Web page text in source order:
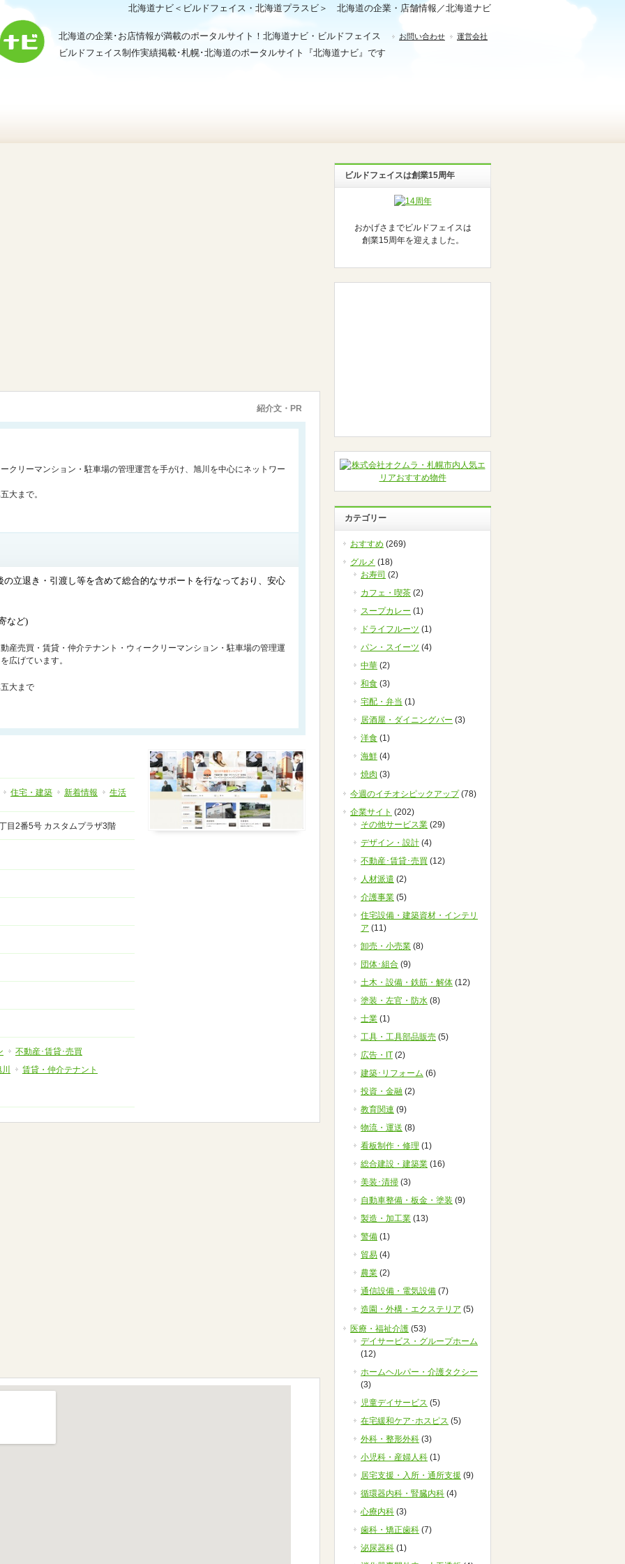
北海道ナビ＜ビルドフェイス・北海道プラスビ＞ 北海道の企業・店舗情報／北海道ナビ
北海道の企業･お店情報が満載のポータルサイト！北海道ナビ・ビルドフェイス
ビルドフェイス制作実績掲載･札幌･北海道のポータルサイト『北海道ナビ』です
お問い合わせ 運営会社
紹介文・PR
クリーマンション・駐車場の管理運営を手がけ、旭川を中心にネットワー
大まで。
立退き・引渡し等を含めて総合的なサポートを行なっており、安心
など)
売買・賃貸・仲介テナント・ウィークリーマンション・駐車場の管理運
広げています。
大まで
住宅・建築 新着情報 生活
目2番5号 カスタムプラザ3階
不動産･賃貸･売買
賃貸・仲介テナント
ビルドフェイスは創業15周年
おかげさまでビルドフェイスは
創業15周年を迎えました。
カテゴリー
おすすめ (269)
グルメ (18)
お寿司 (2)
カフェ・喫茶 (2)
スープカレー (1)
ドライフルーツ (1)
パン・スイーツ (4)
中華 (2)
和食 (3)
宅配・弁当 (1)
居酒屋・ダイニングバー (3)
洋食 (1)
海鮮 (4)
焼肉 (3)
今週のイチオシピックアップ(78)
企業サイト (202)
その他サービス業 (29)
デザイン・設計 (4)
不動産･賃貸･売買 (12)
人材派遣 (2)
介護事業 (5)
住宅設備・建築資材・インテリ
ア (11)
卸売・小売業 (8)
団体･組合 (9)
土木・設備・鉄筋・解体 (12)
塗装・左官・防水 (8)
士業 (1)
工具・工具部品販売 (5)
広告・IT (2)
建築･リフォーム (6)
投資・金融 (2)
教育関連 (9)
物流・運送 (8)
看板制作・修理 (1)
総合建設・建築業 (16)
美装･清掃 (3)
自動車整備・板金・塗装 (9)
製造・加工業 (13)
警備 (1)
貿易 (4)
農業 (2)
通信設備・電気設備 (7)
造園・外構・エクステリア (5)
医療・福祉介護 (53)
デイサービス・グループホーム
(12)
ホームヘルパー・介護タクシー
(3)
児童デイサービス (5)
在宅緩和ケア･ホスピス (5)
外科・整形外科 (3)
小児科・産婦人科 (1)
居宅支援・入所・通所支援 (9)
循環器内科・腎臓内科 (4)
心療内科 (3)
歯科・矯正歯科 (7)
泌尿器科 (1)